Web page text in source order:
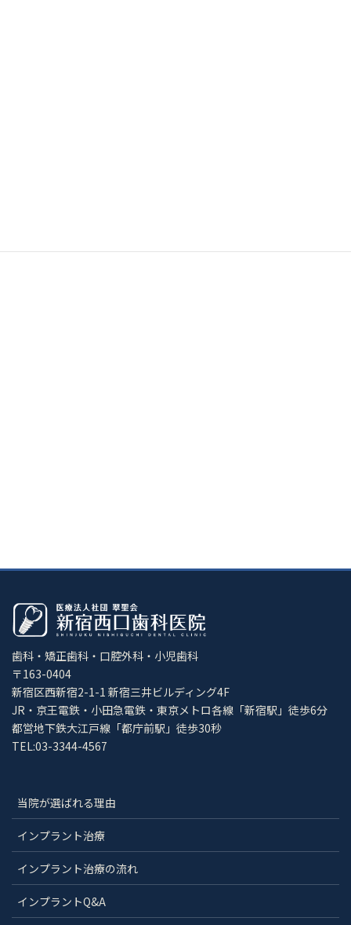
歯科・矯正歯科・口腔外科・小児歯科
〒163-0404
新宿区西新宿2-1-1 新宿三井ビルディング4F
JR・京王電鉄・小田急電鉄・東京メトロ各線「新宿駅」徒歩6分
都営地下鉄大江戸線「都庁前駅」徒歩30秒
TEL:03-3344-4567
当院が選ばれる理由
インプラント治療
インプラント治療の流れ
インプラントQ&A